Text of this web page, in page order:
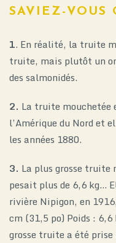
SAVIEZ-VOUS
1. En réalité, la truite
truite, mais plutôt un
des salmonidés.
2. La truite mouchetée
l’Amérique du Nord et
les années 1880.
3. La plus grosse truite
pesait plus de 6,6 kg…
rivière Nipigon, en
cm (31,5 po) Poids :
grosse truite a été